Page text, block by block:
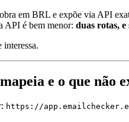
em BRL e expõe via API
API é bem menor: duas rotas,
e o que não
https://